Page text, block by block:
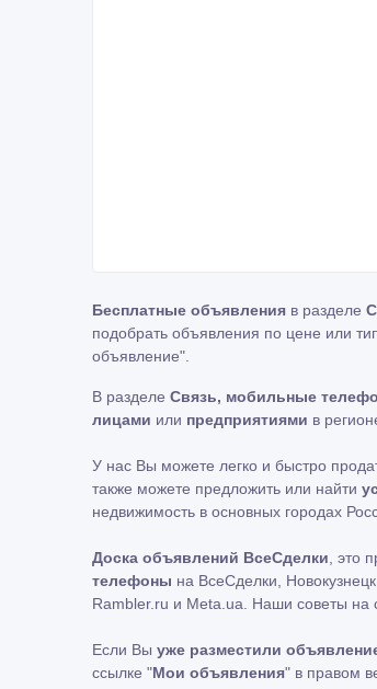
Бесплатные объявления в разделе
подобрать объявления по цене или
объявление"
В разделе Связь, мобильные
лицами или предприятиями в
У нас Вы можете легко и быстро
также можете предложить или найти
недвижимость в основных городах
Доска объявлений ВсеСделки , это
телефоны на ВсеСделки,
Rambler.ru и Meta.ua. Наши советы на
Если Вы уже разместили
ссылке "Мои объявления" в правом